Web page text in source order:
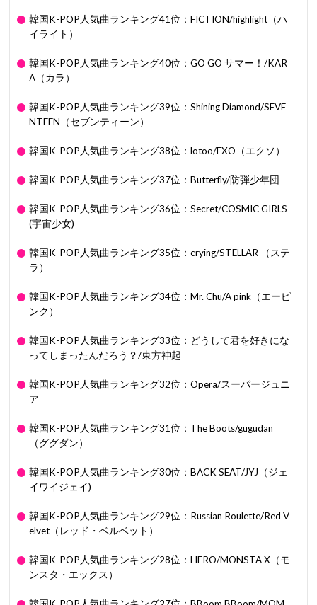
韓国K-POP人気曲ランキング41位：FICTION/highlight（ハ
イライト）
韓国K-POP人気曲ランキング40位：GO GO サマー！/KAR
A（カラ）
韓国K-POP人気曲ランキング39位：Shining Diamond/SEVE
NTEEN（セブンティーン）
韓国K-POP人気曲ランキング38位：lotoo/EXO（エクソ）
韓国K-POP人気曲ランキング37位：Butterfly/防弾少年団
韓国K-POP人気曲ランキング36位：Secret/COSMIC GIRLS
(宇宙少女)
韓国K-POP人気曲ランキング35位：crying/STELLAR （ステ
ラ）
韓国K-POP人気曲ランキング34位：Mr. Chu/A pink（エーピ
ンク）
韓国K-POP人気曲ランキング33位：どうして君を好きにな
ってしまったんだろう？/東方神起
韓国K-POP人気曲ランキング32位：Opera/スーパージュニ
ア
韓国K-POP人気曲ランキング31位：The Boots/gugudan
（ググダン）
韓国K-POP人気曲ランキング30位：BACK SEAT/JYJ（ジェ
イワイジェイ)
韓国K-POP人気曲ランキング29位：Russian Roulette/Red V
elvet（レッド・ベルベット）
韓国K-POP人気曲ランキング28位：HERO/MONSTA X（モ
ンスタ・エックス）